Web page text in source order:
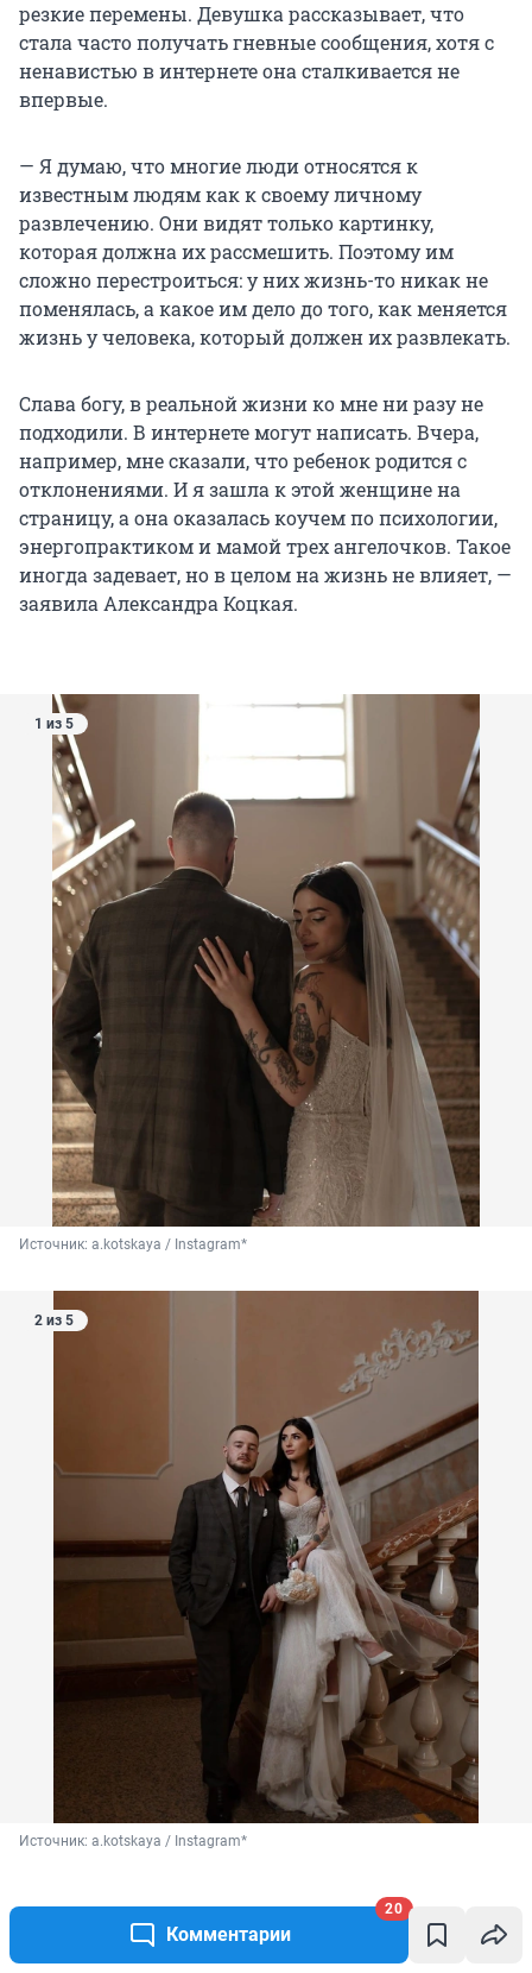
Комментарии
20
резкие перемены. Девушка рассказывает, что
стала часто получать гневные сообщения, хотя с
ненавистью в интернете она сталкивается не
впервые.
— Я думаю, что многие люди относятся к
известным людям как к своему личному
развлечению. Они видят только картинку,
которая должна их рассмешить. Поэтому им
сложно перестроиться: у них жизнь-то никак не
поменялась, а какое им дело до того, как меняется
жизнь у человека, который должен их развлекать.
Слава богу, в реальной жизни ко мне ни разу не
подходили. В интернете могут написать. Вчера,
например, мне сказали, что ребенок родится с
отклонениями. И я зашла к этой женщине на
страницу, а она оказалась коучем по психологии,
энергопрактиком и мамой трех ангелочков. Такое
иногда задевает, но в целом на жизнь не влияет, —
заявила Александра Коцкая.
1 из 5
Источник: a.kotskaya / Instagram*
2 из 5
Источник: a.kotskaya / Instagram*